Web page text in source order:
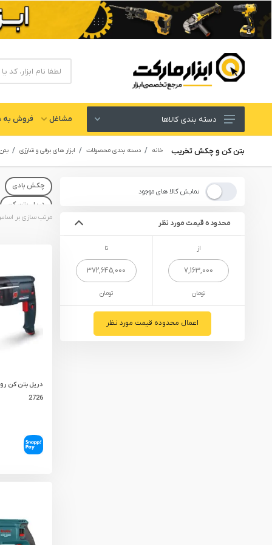
ابزار های برقی و شارژی
لوازم جانبی ابزار
ابزار های دستی و عمومی
یراق آلات
تجهیزات ایمنی
قطعات یدکی ابزارآلات
دسته بندی کالاها مشاغل فروش به
بتن کن و چکش تخریب خانه دسته بندی محصولات ابزار های برقی و شارژی
نمایش کالا های موجود
محدوده قیمت مورد نظر
از
تومان
تا
تومان
اعمال محدوده قیمت مورد نظر
چکش بادی
دریل بتن کن
2726